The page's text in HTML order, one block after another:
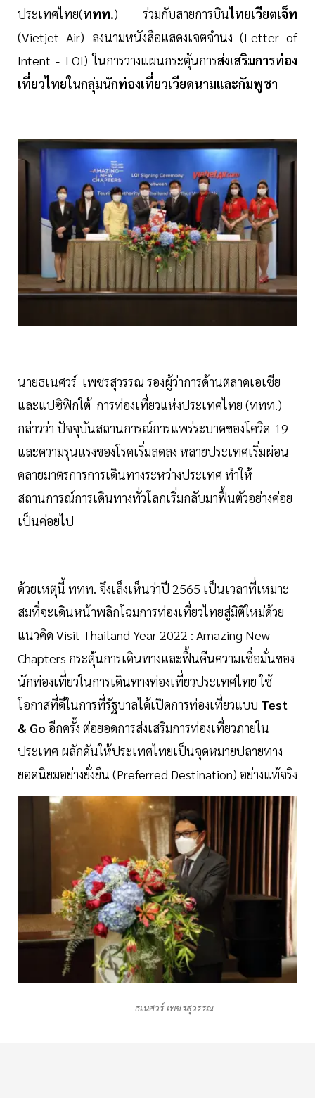
ประเทศไทย(ททท.) ร่วมกับสายการบินไทยเวียตเจ็ท
(Vietjet Air) ลงนามหนังสือแสดงเจตจำนง (Letter of
Intent - LOI) ในการวางแผนกระตุ้นการส่งเสริมการท่อง
เที่ยวไทยในกลุ่มนักท่องเที่ยวเวียดนามและกัมพูชา
นายธเนศวร์ เพชรสุวรรณ รองผู้ว่าการด้านตลาดเอเชีย
และแปซิฟิกใต้ การท่องเที่ยวแห่งประเทศไทย (ททท.)
กล่าวว่า ปัจจุบันสถานการณ์การแพร่ระบาดของโควิด-19
และความรุนแรงของโรคเริ่มลดลง หลายประเทศเริ่มผ่อน
คลายมาตรการการเดินทางระหว่างประเทศ ทำให้
สถานการณ์การเดินทางทั่วโลกเริ่มกลับมาฟื้นตัวอย่างค่อย
เป็นค่อยไป
ด้วยเหตุนี้ ททท. จึงเล็งเห็นว่าปี 2565 เป็นเวลาที่เหมาะ
สมที่จะเดินหน้าพลิกโฉมการท่องเที่ยวไทยสู่มิติใหม่ด้วย
แนวคิด Visit Thailand Year 2022 : Amazing New
Chapters กระตุ้นการเดินทางและฟื้นคืนความเชื่อมั่นของ
นักท่องเที่ยวในการเดินทางท่องเที่ยวประเทศไทย ใช้
โอกาสที่ดีในการที่รัฐบาลได้เปิดการท่องเที่ยวแบบ Test
& Go อีกครั้ง ต่อยอดการส่งเสริมการท่องเที่ยวภายใน
ประเทศ ผลักดันให้ประเทศไทยเป็นจุดหมายปลายทาง
ยอดนิยมอย่างยั่งยืน (Preferred Destination) อย่างแท้จริง
ธเนศวร์ เพชรสุวรรณ